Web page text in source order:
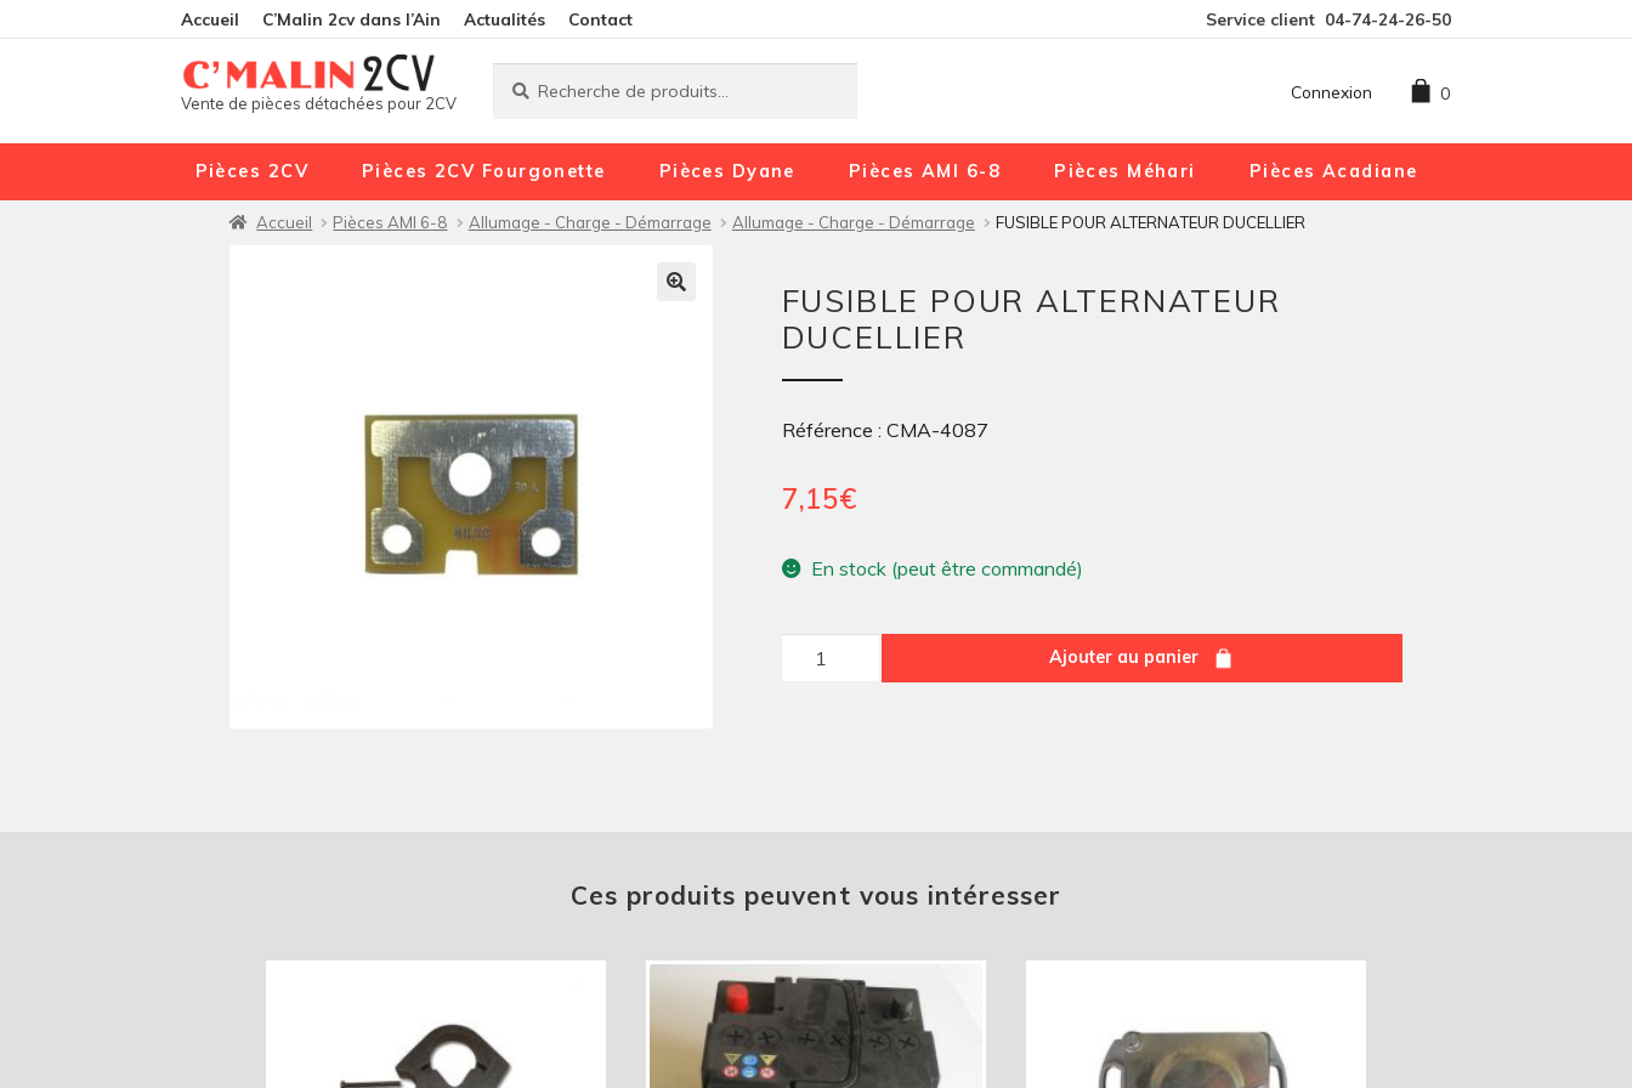
Accueil C’Malin 2cv dans l’Ain Actualités Contact Service client 04-74-24-26-50
Vente de pièces détachées pour 2CV
Recherche
Recherche
0
Connexion
Pièces 2CV Pièces 2CV Fourgonette Pièces Dyane Pièces AMI 6-8 Pièces Méhari Pièces Acadiane
Accueil Pièces AMI 6-8 Allumage - Charge - Démarrage Allumage - Charge - Démarrage FUSIBLE POUR ALTERNATEUR DUCELLIER
FUSIBLE POUR ALTERNATEUR
DUCELLIER
Référence : CMA-4087
7,15€
En stock (peut être commandé)
quantité
Ajouter au panier
Ces produits peuvent vous intéresser